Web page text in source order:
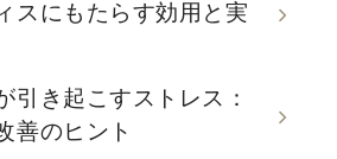
スにもたらす効用と実
引き起こすストレス：
善のヒント